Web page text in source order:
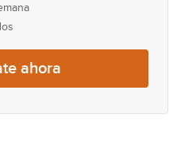
- La Bamba
ahora